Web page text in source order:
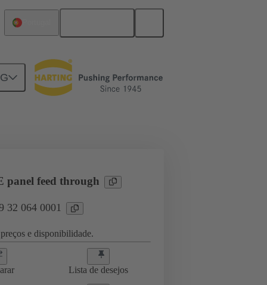
applications Currents up to 16 A
panel feed through
32 064 0001
e disponibilidade.
Lista de desejos